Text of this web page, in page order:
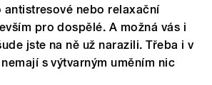
antistresové nebo relaxační
pro dospělé. A možná vás i
jste na ně už narazili. Třeba i v
s výtvarným uměním nic